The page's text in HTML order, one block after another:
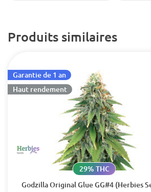
Produits similaires
Godzilla Original Glue GG#4 (Herbies
29% THC
Garantie de 1 an
Haut rendement